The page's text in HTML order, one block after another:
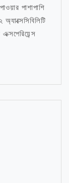
পাশাপাশি